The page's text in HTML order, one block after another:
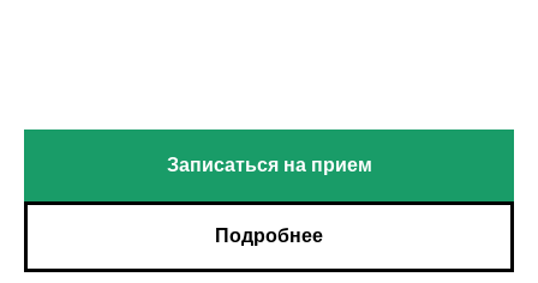
Записаться на прием
Подробнее